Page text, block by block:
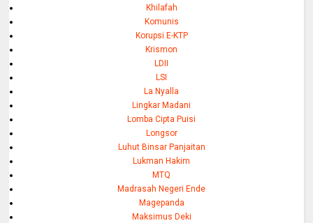
Khilafah
Komunis
Korupsi E-KTP
Krismon
LDII
LSI
La Nyalla
Lingkar Madani
Lomba Cipta Puisi
Longsor
Luhut Binsar Panjaitan
Lukman Hakim
MTQ
Madrasah Negeri Ende
Magepanda
Maksimus Deki